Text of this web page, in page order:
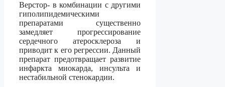
Верстор- в комбинации с другими
гиполипидемическими
препаратами существенно
замедляет прогрессирование
сердечного атеросклероза и
приводит к его регрессии. Данный
препарат предотвращает развитие
инфаркта миокарда, инсульта и
нестабильной стенокардии.